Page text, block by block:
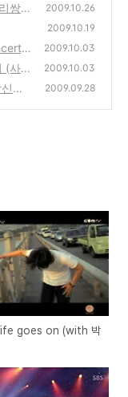
쌍,
2009.10.26
2009.10.19
2009.10.03
(사
2009.10.03
에
2009.09.28
goes on (with 박